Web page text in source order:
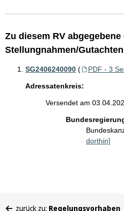
Zu diesem RV
Stellungnahmen/
SG2406240090 ( PDF - 3
Adressatenkreis:
Versendet am
dorthin]
zurück zu: Regelungsvorhaben